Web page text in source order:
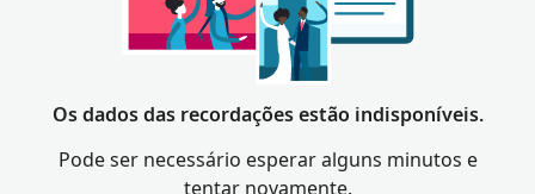
Os dados das recordações estão indisponíveis.
Pode ser necessário esperar alguns minutos e
tentar novamente.